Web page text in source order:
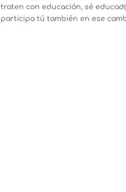
traten con educación, sé
participa tú también en ese